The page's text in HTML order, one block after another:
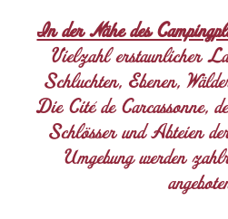
In der Nähe des
Vielzahl erstaunlicher
Schluchten, Ebenen,
Die Cité de Carcassonne,
Schlösser und Abteien
Umgebung werden